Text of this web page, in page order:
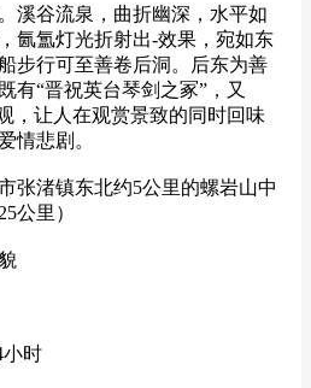
谷流泉，曲折幽深，水平如
氤氲灯光折射出-效果，宛如东
步行可至善卷后洞。后东为善
有“晋祝英台琴剑之冢”，又
，让人在观赏景致的同时回味
情悲剧。
渚镇东北约5公里的螺岩山中
公里）
时